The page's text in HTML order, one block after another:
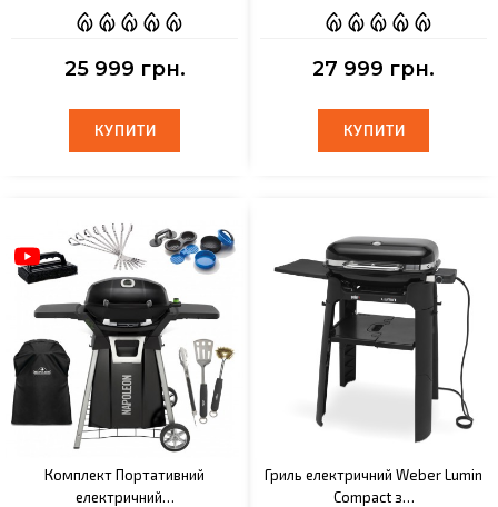
25 999 грн.
КУПИТИ
КУПИТИ
27 999 грн.
КУПИТИ
КУПИТИ
Комплект Портативний
електричний…
Гриль електричний Weber Lumin
Compact з…